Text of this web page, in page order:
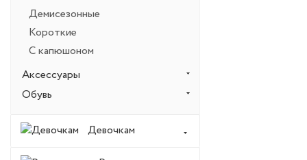
Демисезонные
Короткие
С капюшоном
Аксессуары
Обувь
Девочкам